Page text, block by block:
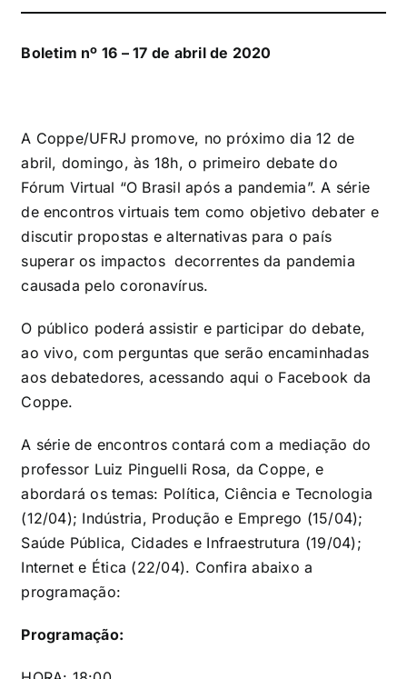
Boletim nº 16 – 17 de abril de 2020
A Coppe/UFRJ promove, no próximo dia 12 de
abril, domingo, às 18h, o primeiro debate do
Fórum Virtual “O Brasil após a pandemia”. A série
de encontros virtuais tem como objetivo debater e
discutir propostas e alternativas para o país
superar os impactos decorrentes da pandemia
causada pelo coronavírus.
O público poderá assistir e participar do debate,
ao vivo, com perguntas que serão encaminhadas
aos debatedores, acessando aqui o Facebook da
Coppe.
A série de encontros contará com a mediação do
professor Luiz Pinguelli Rosa, da Coppe, e
abordará os temas: Política, Ciência e Tecnologia
(12/04); Indústria, Produção e Emprego (15/04);
Saúde Pública, Cidades e Infraestrutura (19/04);
Internet e Ética (22/04). Confira abaixo a
programação:
Programação: